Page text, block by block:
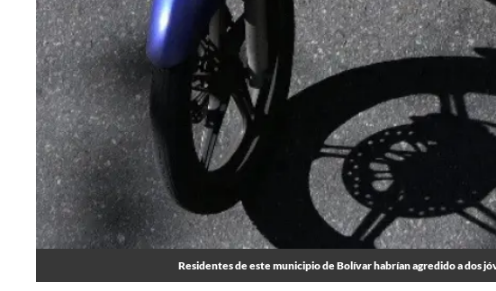
Residentes de este municipio de Bolívar habrían agredido a dos